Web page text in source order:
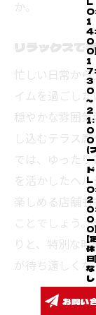
か。
リラックスで
忙しい日常か
イムを過ごし
穏やかな雰囲
し込むテラス
では、ゆった
を活かしたヘ
楽しめる店舗
ことでしょう
りと、特別な
が待ち遠しくな
1
4:
0
1
7:
3
0
～
2
1:
0
0
(
ー
ド
L
2
0
[
休
な
し
お問い